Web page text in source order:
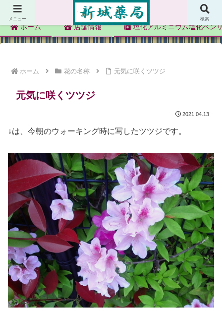
新城薬局
ホーム 店舗情報 塩化アルミニウム塩化ベン
ホーム 花の名称 元気に咲くツツジ
元気に咲くツツジ
2021.04.13
↓は、今朝のウォーキング時に写したツツジです。
メニュー 検索